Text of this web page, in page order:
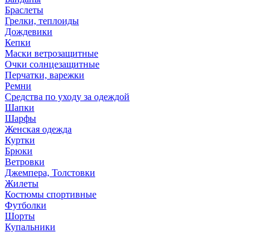
Браслеты
Грелки, теплоиды
Дождевики
Кепки
Маски ветрозащитные
Очки солнцезащитные
Перчатки, варежки
Ремни
Средства по уходу за одеждой
Шапки
Шарфы
Женская одежда
Куртки
Брюки
Ветровки
Джемпера, Толстовки
Жилеты
Костюмы спортивные
Футболки
Шорты
Купальники